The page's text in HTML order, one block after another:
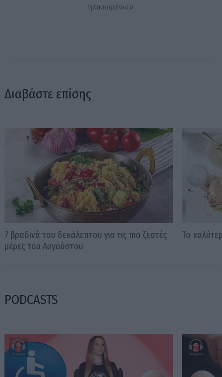
ηλικιωμένων.
Διαβάστε επίσης
7 βραδινά του δεκάλεπτου για τις πιο ζεστές
μέρες του Αυγούστου
Τα
PODCASTS